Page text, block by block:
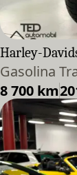
Harley-
Gasolina
8 700 km